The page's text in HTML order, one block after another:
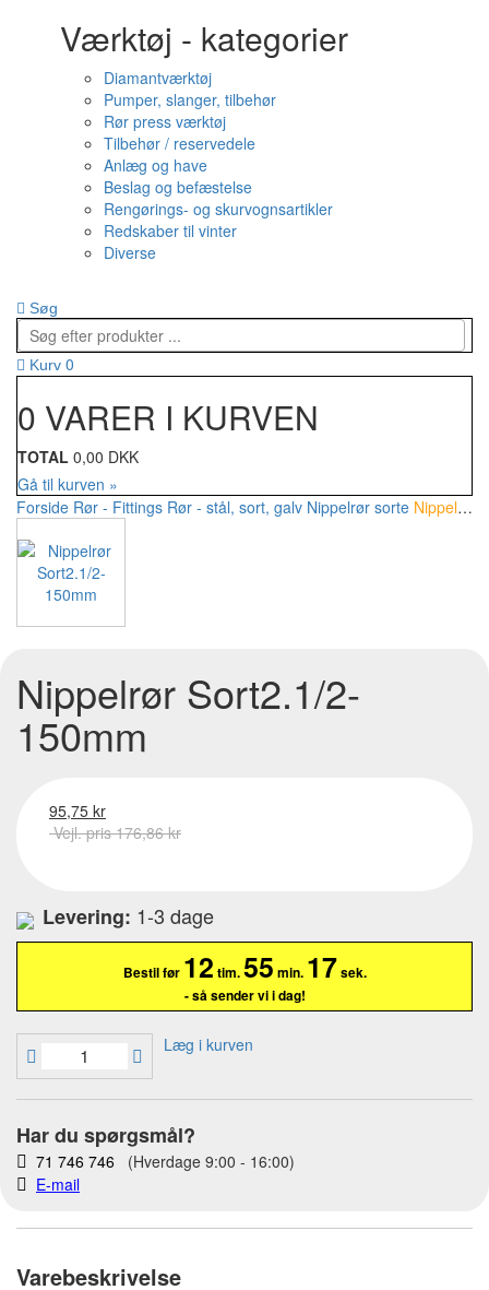
Værktøj - kategorier
Diamantværktøj
Pumper, slanger, tilbehør
Rør press værktøj
Tilbehør / reservedele
Anlæg og have
Beslag og befæstelse
Rengørings- og skurvognsartikler
Redskaber til vinter
Diverse
Søg
Kurv 0
0 VARER I KURVEN
TOTAL 0,00 DKK
Gå til kurven »
Forside Rør - Fittings Rør - stål, sort, galv Nippelrør sorte Nippelrør Sort2.1/2-150mm
Nippelrør Sort2.1/2-
150mm
95,75 kr
Vejl. pris 176,86 kr
Levering: 1-3 dage
Bestil før 12 tim.55 min. 17sek.
- så sender vi i dag!
Læg i kurven
Har du spørgsmål?
71 746 746 (Hverdage 9:00 - 16:00)
E-mail
Varebeskrivelse